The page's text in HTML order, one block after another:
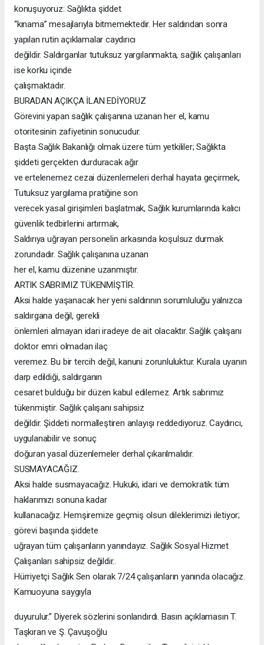
konuşuyoruz: Sağlıkta şiddet
“kınama” mesajlarıyla bitmemektedir. Her saldırıdan sonra
yapılan rutin açıklamalar caydırıcı
değildir. Saldırganlar tutuksuz yargılanmakta, sağlık çalışanları
ise korku içinde
çalışmaktadır.
BURADAN AÇIKÇA İLAN EDİYORUZ
Görevini yapan sağlık çalışanına uzanan her el, kamu
otoritesinin zafiyetinin sonucudur.
Başta Sağlık Bakanlığı olmak üzere tüm yetkililer; Sağlıkta
şiddeti gerçekten durduracak ağır
ve ertelenemez cezai düzenlemeleri derhal hayata geçirmek,
Tutuksuz yargılama pratiğine son
verecek yasal girişimleri başlatmak, Sağlık kurumlarında kalıcı
güvenlik tedbirlerini artırmak,
Saldırıya uğrayan personelin arkasında koşulsuz durmak
zorundadır. Sağlık çalışanına uzanan
her el, kamu düzenine uzanmıştır.
ARTIK SABRIMIZ TÜKENMİŞTİR.
Aksi halde yaşanacak her yeni saldırının sorumluluğu yalnızca
saldırgana değil, gerekli
önlemleri almayan idari iradeye de ait olacaktır. Sağlık çalışanı
doktor emri olmadan ilaç
veremez. Bu bir tercih değil, kanuni zorunluluktur. Kurala uyanın
darp edildiği, saldırganın
cesaret bulduğu bir düzen kabul edilemez. Artık sabrımız
tükenmiştir. Sağlık çalışanı sahipsiz
değildir. Şiddeti normalleştiren anlayışı reddediyoruz. Caydırıcı,
uygulanabilir ve sonuç
doğuran yasal düzenlemeler derhal çıkarılmalıdır.
SUSMAYACAĞIZ.
Aksi halde susmayacağız. Hukuki, idari ve demokratik tüm
haklarımızı sonuna kadar
kullanacağız. Hemşiremize geçmiş olsun dileklerimizi iletiyor;
görevi başında şiddete
uğrayan tüm çalışanların yanındayız. Sağlık Sosyal Hizmet
Çalışanları sahipsiz değildir..
Hürriyetçi Sağlık Sen olarak 7/24 çalışanların yanında olacağız.
Kamuoyuna saygıyla
duyurulur.” Diyerek sözlerini sonlandırdı. Basın açıklamasın T.
Taşkıran ve Ş. Çavuşoğlu